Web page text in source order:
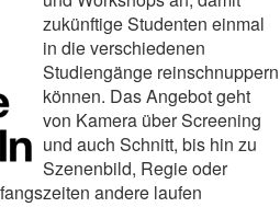
zukünftige Studenten einmal
in die verschiedenen
Studiengänge reinschnuppern
können. Das Angebot geht
von Kamera über Screening
und auch Schnitt, bis hin zu
Szenenbild, Regie oder
andere laufen